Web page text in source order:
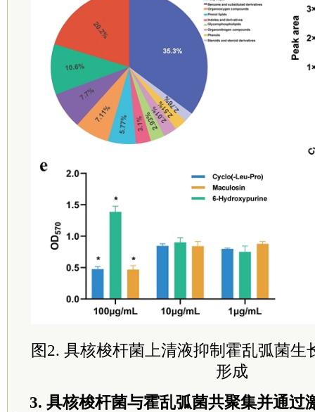
图2. 具核梭杆菌上清液抑制霍乱弧菌生
形成
3. 具核梭杆菌与霍乱弧菌共聚集并通过